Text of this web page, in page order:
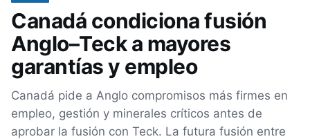
Canadá condiciona fusión
Anglo–Teck a mayores
garantías y empleo
Canadá pide a Anglo compromisos más firmes en
empleo, gestión y minerales críticos antes de
aprobar la fusión con Teck. La futura fusión entre